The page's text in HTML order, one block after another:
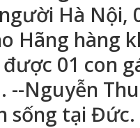
Hà Nội,
Hãng hàng
01 con
--Nguyễn
sống tại Đức.